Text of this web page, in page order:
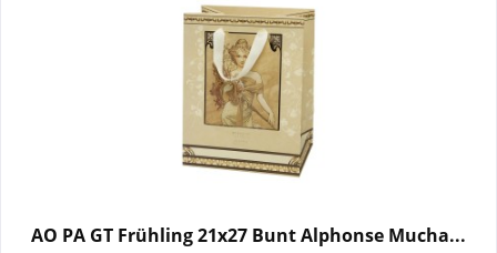
AO PA GT Frühling 21x27 Bunt Alphonse Mucha...